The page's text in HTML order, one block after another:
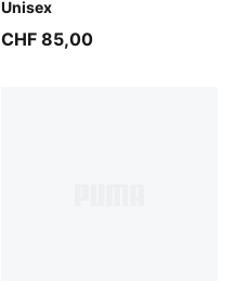
Unisex
CHF 85,00